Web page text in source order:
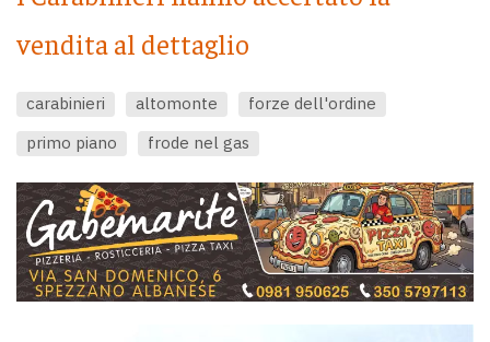
vendita al dettaglio
carabinieri altomonte
forze dell'ordine
primo piano
frode nel gas